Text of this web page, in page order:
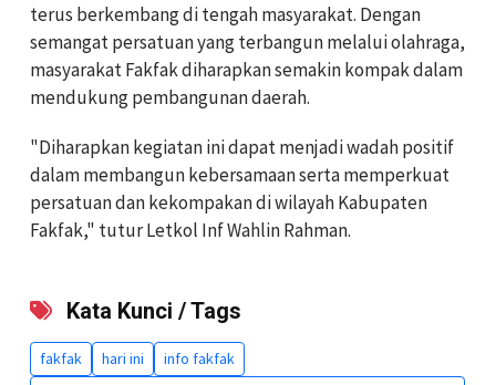
terus berkembang di tengah masyarakat. Dengan
semangat persatuan yang terbangun melalui olahraga,
masyarakat Fakfak diharapkan semakin kompak dalam
mendukung pembangunan daerah.
"Diharapkan kegiatan ini dapat menjadi wadah positif
dalam membangun kebersamaan serta memperkuat
persatuan dan kekompakan di wilayah Kabupaten
Fakfak," tutur Letkol Inf Wahlin Rahman.
Kata Kunci / Tags
fakfak hari ini
info fakfak